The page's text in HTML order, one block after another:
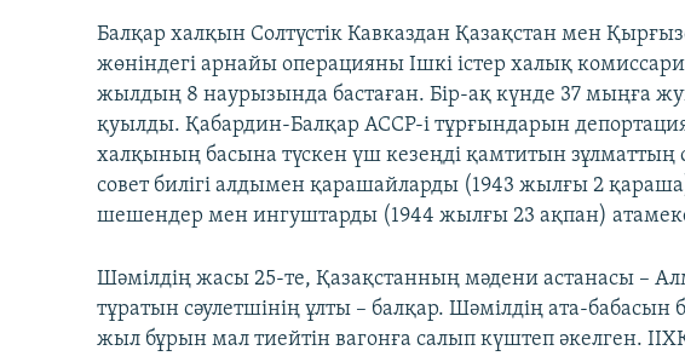
Балқар халқын Солтүстік Кавказдан Қазақстан мен
жөніндегі арнайы операцияны Ішкі істер халық
жылдың 8 наурызында бастаған. Бір-ақ күнде 37 мыңға
қуылды. Қабардин-Балқар АССР-і тұрғындарын
халқының басына түскен үш кезеңді қамтитын
совет билігі алдымен қарашайларды (1943 жылғы 2
шешендер мен ингуштарды (1944 жылғы 23 ақпан)
Шәмілдің жасы 25-те, Қазақстанның мәдени астанасы –
тұратын сәулетшінің ұлты – балқар. Шәмілдің ата-бабасын
жыл бұрын мал тиейтін вагонға салып күштеп әкелген.